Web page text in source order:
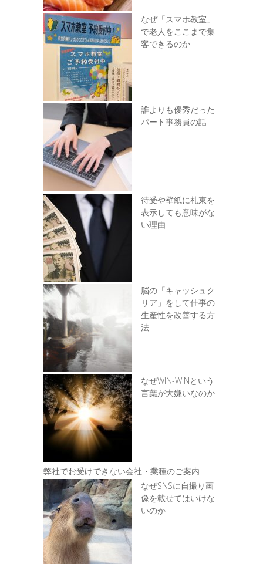
なぜ「スマホ教室」
で老人をここまで集
客できるのか
誰よりも優秀だった
パート事務員の話
待受や壁紙に札束を
表示しても意味がな
い理由
脳の「キャッシュク
リア」をして仕事の
生産性を改善する方
法
なぜWIN-WINという
言葉が大嫌いなのか
弊社でお受けできない会社・業種のご案内
なぜSNSに自撮り画
像を載せてはいけな
いのか